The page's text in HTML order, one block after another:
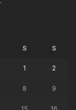
S S
1 2
8 9
15 16